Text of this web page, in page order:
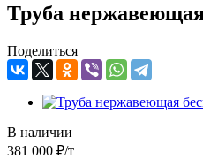
Труба
Поделиться
В наличии
381 000 ₽/т